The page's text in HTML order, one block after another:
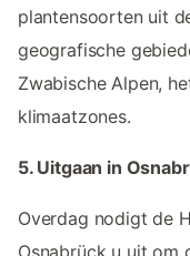
plantensoorten uit
geografische
Zwabische Alpen,
klimaatzones.
5. Uitgaan in
Overdag nodigt de